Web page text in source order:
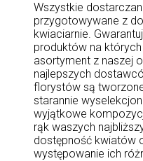
Wszystkie
przygotowywane z
kwiaciarnie.
produktów na których
asortyment z naszej
najlepszych
florystów są
starannie
wyjątkowe
rąk waszych
dostępność kwiatów
występowanie ich